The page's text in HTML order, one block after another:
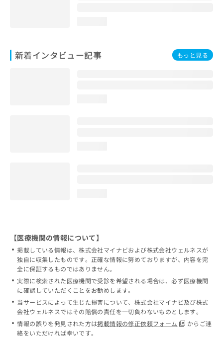
新着インタビュー記事 もっと見る
【医療機関の情報について】
掲載している情報は、株式会社マイナビおよび株式会社ウェルネスが
独自に収集したものです。正確な情報に努めておりますが、内容を完
全に保証するものではありません。
実際に検索された医療機関で受診を希望される場合は、必ず医療機関
に確認していただくことをお勧めします。
当サービスによって生じた損害について、株式会社マイナビ及び株式
会社ウェルネスではその賠償の責任を一切負わないものとします。
情報の誤りを発見された方は掲載情報の修正依頼フォーム
からご連
絡をいただければ幸いです。